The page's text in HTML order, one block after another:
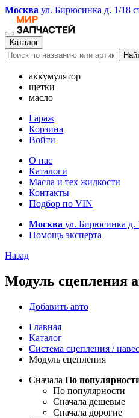
Москва ул. Бирюсинка д. 1/18
Каталог
аккумулятор
щетки
масло
Гараж
Корзина
Войти
О нас
Каталоги
Масла и тех жидкости
Контакты
Подбор по VIN
Москва ул. Бирюсинка д.
Помощь эксперта
Назад
Модуль сцепления
Добавить авто
Главная
Каталог
Система сцепления /
Модуль сцепления
Сначала По
По популярности
Сначала дешевые
Сначала дорогие